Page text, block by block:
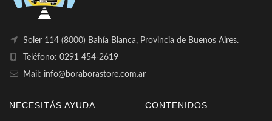
Soler 114 (8000) Bahía Blanca, Provincia de Buenos Aires.
Teléfono: 0291 454-2619
Mail: info@boraborastore.com.ar
NECESITÁS AYUDA CONTENIDOS